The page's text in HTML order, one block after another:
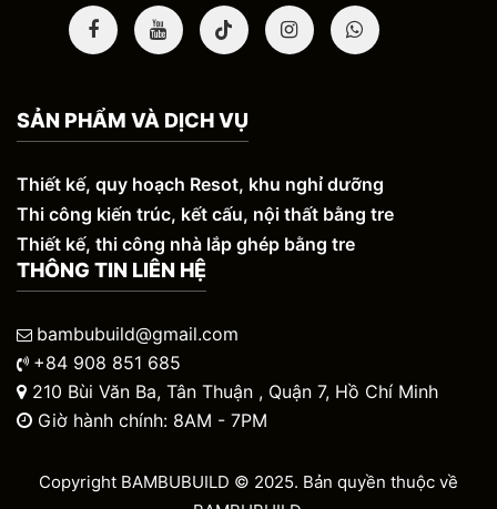
SẢN PHẨM VÀ DỊCH VỤ
Thiết kế, quy hoạch Resot, khu nghỉ dưỡng
Thi công kiến trúc, kết cấu, nội thất bằng tre
Thiết kế, thi công nhà lắp ghép bằng tre
THÔNG TIN LIÊN HỆ
bambubuild@gmail.com
+84 908 851 685
210 Bùi Văn Ba, Tân Thuận , Quận 7, Hồ Chí Minh
Giờ hành chính: 8AM - 7PM
Copyright BAMBUBUILD © 2025. Bản quyền thuộc về